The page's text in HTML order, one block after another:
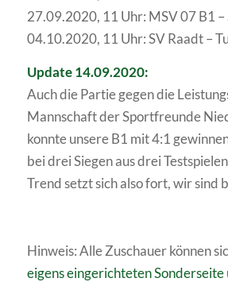
27.09.2020, 11 Uhr: MSV 07 B1 –
04.10.2020, 11 Uhr: SV Raadt –
Update 14.09.2020:
Auch die Partie gegen die
Mannschaft der Sportfreunde
konnte unsere B1 mit 4:1
bei drei Siegen aus drei
Trend setzt sich also fort, wir sind
Hinweis: Alle Zuschauer können
eigens eingerichteten Sonderseite